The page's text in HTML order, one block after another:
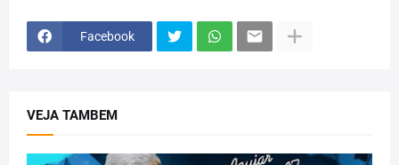
Facebook
VEJA TAMBEM